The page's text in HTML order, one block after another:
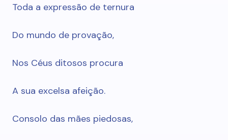
Toda a expressão de ternura
Do mundo de provação,
Nos Céus ditosos procura
A sua excelsa afeição.
Consolo das mães piedosas,